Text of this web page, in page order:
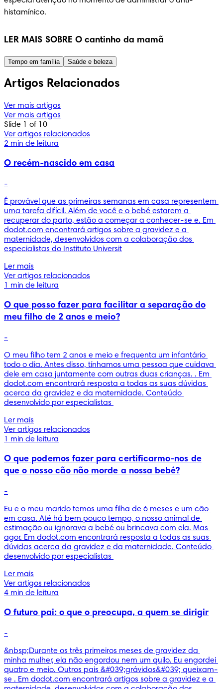
histamínico.
LER MAIS SOBRE O cantinho da mamã
Tempo em família Saúde e beleza
Artigos Relacionados
Ver mais artigos
Ver mais artigos
Slide 1 of 10
Ver artigos relacionados
2 min de leitura
O recém-nascido em casa
-
É provável que as primeiras semanas em casa representem
uma tarefa difícil. Além de você e o bebé estarem a
recuperar do parto, estão a começar a conhecer-se e. Em
dodot.com encontrará artigos sobre a gravidez e a
maternidade, desenvolvidos com a colaboração dos
especialistas do Instituto Universit
Ler mais
Ver artigos relacionados
1 min de leitura
O que posso fazer para facilitar a separação do
meu filho de 2 anos e meio?
-
O meu filho tem 2 anos e meio e frequenta um infantário
todo o dia. Antes disso, tínhamos uma pessoa que cuidava
dele em casa juntamente com outras duas crianças. . Em
dodot.com encontrará resposta a todas as suas dúvidas
acerca da gravidez e da maternidade. Conteúdo
desenvolvido por especialistas
Ler mais
Ver artigos relacionados
1 min de leitura
O que podemos fazer para certificarmo-nos de
que o nosso cão não morde a nossa bebé?
-
Eu e o meu marido temos uma filha de 6 meses e um cão
em casa. Até há bem pouco tempo, o nosso animal de
estimação ou ignorava a bebé ou brincava com ela. Mas
agor. Em dodot.com encontrará resposta a todas as suas
dúvidas acerca da gravidez e da maternidade. Conteúdo
desenvolvido por especialistas
Ler mais
Ver artigos relacionados
4 min de leitura
O futuro pai: o que o preocupa, a quem se dirigir
-
&nbsp;Durante os três primeiros meses de gravidez da
minha mulher, ela não engordou nem um quilo. Eu engordei
quatro e meio. Outros pais &#039;grávidos&#039; queixam-
se . Em dodot.com encontrará artigos sobre a gravidez e a